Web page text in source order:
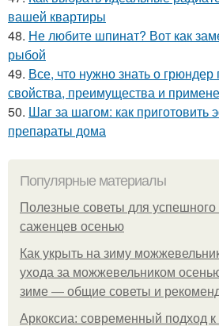
вашей квартиры
48. Не любите шпинат? Вот как
рыбой
49. Все, что нужно знать о
свойства, преимущества и
50. Шаг за шагом: как
препараты дома
Популярные материалы
Полезные советы для
саженцев осенью
Как укрыть на зиму
ухода за можжевельником
зиме — общие советы и
Аркоксиа: современный подход